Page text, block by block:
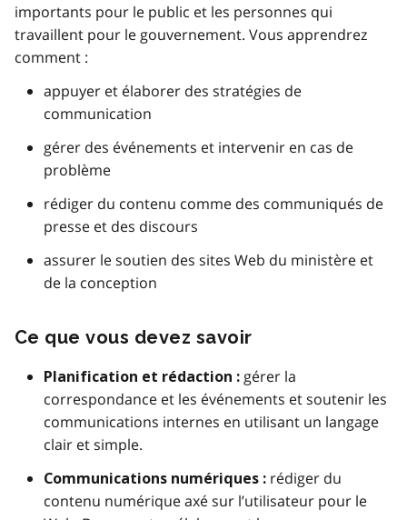
importants pour le public et les personnes qui
travaillent pour le gouvernement. Vous apprendrez
comment :
appuyer et élaborer des stratégies de
communication
gérer des événements et intervenir en cas de
problème
rédiger du contenu comme des communiqués de
presse et des discours
assurer le soutien des sites Web du ministère et
de la conception
Ce que vous devez savoir
Planification et rédaction : gérer la
correspondance et les événements et soutenir les
communications internes en utilisant un langage
clair et simple.
Communications numériques : rédiger du
contenu numérique axé sur l’utilisateur pour le